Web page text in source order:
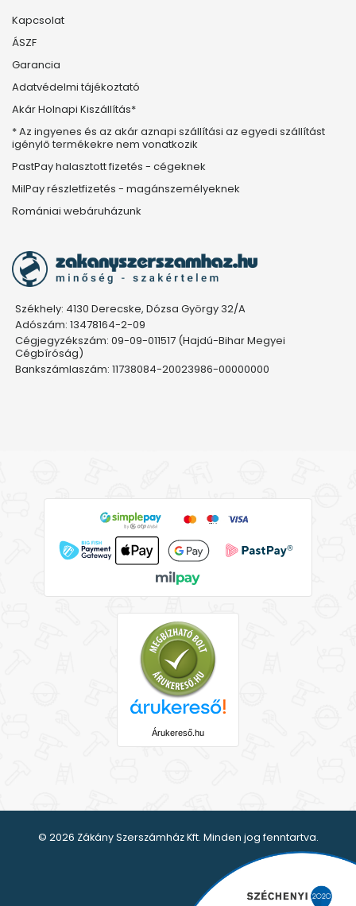
Kapcsolat
ÁSZF
Garancia
Adatvédelmi tájékoztató
Akár Holnapi Kiszállítás*
* Az ingyenes és az akár aznapi szállítási az egyedi szállítást
igénylő termékekre nem vonatkozik
PastPay halasztott fizetés - cégeknek
MilPay részletfizetés - magánszemélyeknek
Romániai webáruházunk
Székhely: 4130 Derecske, Dózsa György 32/A
Adószám: 13478164-2-09
Cégjegyzékszám: 09-09-011517 (Hajdú-Bihar Megyei
Cégbíróság)
Bankszámlaszám: 11738084-20023986-00000000
Árukereső.hu
© 2026 Zákány Szerszámház Kft. Minden jog fenntartva.